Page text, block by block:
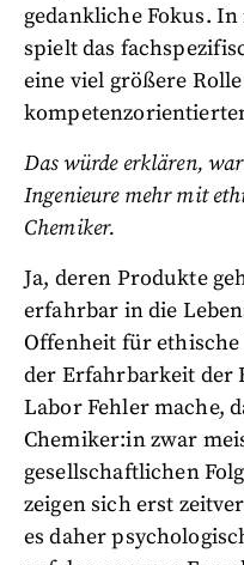
gedankliche Fokus.
spielt das
eine viel größere
Das würde erklären,
Ingenieure mehr mit
Chemiker.
Ja, deren Produkte
erfahrbar in die
Offenheit für
der Erfahrbarkeit der
Labor Fehler mache,
Chemiker:in zwar
gesellschaftlichen
zeigen sich erst
es daher